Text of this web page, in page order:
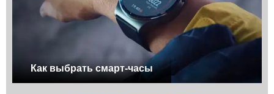
Как выбрать смарт-часы